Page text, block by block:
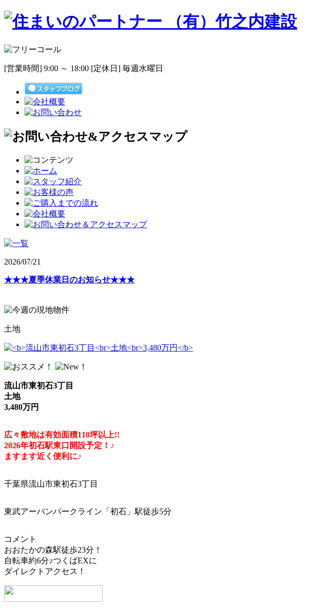
[営業時間] 9:00 ～ 18:00 [定休日] 毎週水曜日
2026/07/21
★★★夏季休業日のお知らせ★★★
土地
流山市東初石3丁目
土地
3,480万円
広々敷地は有効面積110坪以上!!
2026年初石駅東口開設予定！♪
ますます近く便利に♪
千葉県流山市東初石3丁目
東武アーバンパークライン「初石」駅徒歩5分
コメント
おおたかの森駅徒歩23分！
自転車約6分♪つくばEXに
ダイレクトアクセス！